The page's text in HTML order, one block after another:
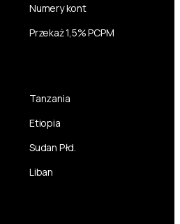
Numery kont
Przekaż 1,5% PCPM
Tanzania
Etiopia
Sudan Płd.
Liban